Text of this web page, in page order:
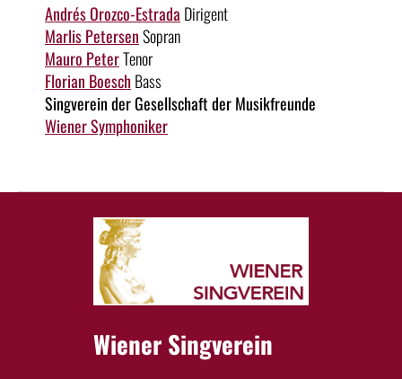
Andrés Orozco-Estrada Dirigent
Marlis PetersenSopran
Mauro PeterTenor
Florian BoeschBass
Singverein der Gesellschaft der Musikfreunde
Wiener Symphoniker
Wiener Singverein